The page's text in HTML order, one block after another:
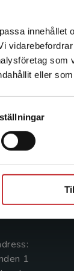
eller
som att du
Sverige. Vi
att kunna
vara i
oss
oss
00
1